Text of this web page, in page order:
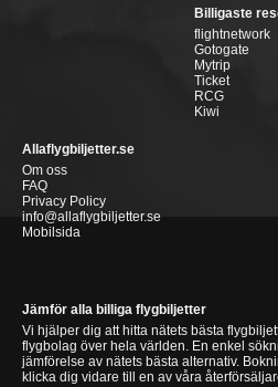
Billigaste
flightnetwork
Gotogate
Mytrip
Ticket
RCG
Kiwi
Allaflygbiljetter.se
Om oss
FAQ
Privacy Policy
info@allaflygbiljetter.se
Mobilsida
Jämför alla billiga flygbiljetter
Vi hjälper dig att hitta nätets bästa
flygbolag över hela världen. En enkel
jämförelse av nätets bästa alternativ.
klicka dig vidare till en av våra